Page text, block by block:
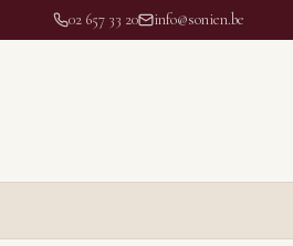
02 657 33 20 info@sonien.be